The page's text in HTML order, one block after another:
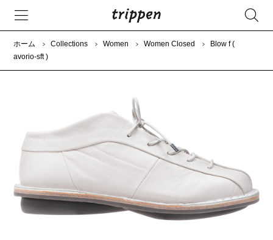
ホーム Collections Women Women Closed
Blow f (
avorio-sft )